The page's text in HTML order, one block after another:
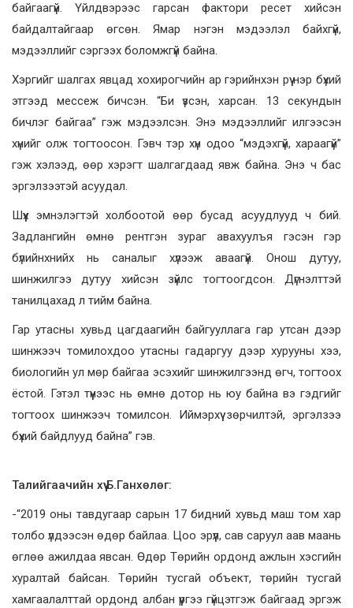
байгаагүй. Үйлдвэрээс гарсан фактори ресет хийсэн
байдалтайгаар өгсөн. Ямар нэгэн мэдээлэл байхгүй,
мэдээллийг сэргээх боломжгүй байна.
Хэргийг шалгах явцад хохирогчийн ар гэрийнхэн рүү нэр бүхий
этгээд мессеж бичсэн. “Би үзсэн, харсан. 13 секундын
бичлэг байгаа” гэж мэдээлсэн. Энэ мэдээллийг илгээсэн
хүнийг олж тогтоосон. Гэвч тэр хүн одоо “мэдэхгүй, хараагүй”
гэж хэлээд, өөр хэрэгт шалгагдаад явж байна. Энэ ч бас
эргэлзээтэй асуудал.
Шүүх эмнэлэгтэй холбоотой өөр бусад асуудлууд ч бий.
Задлангийн өмнө рентгэн зураг авахуулъя гэсэн гэр
бүлийнхнийх нь саналыг хүлээж аваагүй. Онош дутуу,
шинжилгээ дутуу хийсэн зүйлс тогтоогдсон. Дүгнэлттэй
танилцахад л тийм байна.
Гар утасны хувьд цагдаагийн байгууллага гар утсан дээр
шинжээч томилохдоо утасны гадаргуу дээр хурууны хээ,
биологийн ул мөр байгаа эсэхийг шинжилгээнд өгч, тогтоох
ёстой. Гэтэл түүнээс нь өмнө дотор нь юу байна вэ гэдгийг
тогтоох шинжээч томилсон. Иймэрхүү зөрчилтэй, эргэлзээ
бүхий байдлууд байна” гэв.
Талийгаачийн хүү Б.Ганхөлөг:
-“2019 оны тавдугаар сарын 17 бидний хувьд маш том хар
толбо үлдээсэн өдөр байлаа. Цоо эрүүл, сав саруул аав маань
өглөө ажилдаа явсан. Өдөр Төрийн ордонд ажлын хэсгийн
хуралтай байсан. Төрийн тусгай объект, төрийн тусгай
хамгаалалттай ордонд албан үүргээ гүйцэтгэж байгаад эргэж